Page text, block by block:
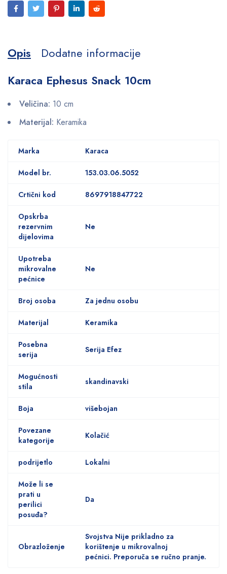
Opis
Dodatne informacije
Karaca Ephesus Snack 10cm
Veličina: 10 cm
Materijal: Keramika
Marka Karaca
Model br. 153.03.06.5052
Crtični kod 8697918847722
Opskrba
rezervnim
dijelovima
Ne
Upotreba
mikrovalne
pećnice
Ne
Broj osoba Za jednu osobu
Materijal Keramika
Posebna
serija
Serija Efez
Mogućnosti
stila
skandinavski
Boja višebojan
Povezane
kategorije
Kolačić
podrijetlo Lokalni
Može li se
prati u
perilici
posuđa?
Da
Obrazloženje
Svojstva Nije prikladno za
korištenje u mikrovalnoj
pećnici. Preporuča se ručno pranje.